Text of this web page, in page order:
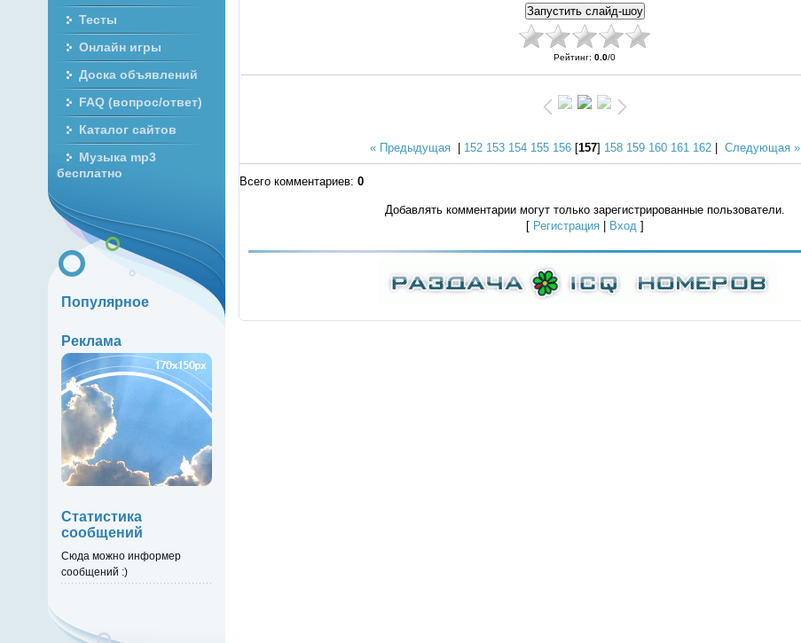
Рейтинг:0.0/0
« Предыдущая| 152 153 154 155 156[157] 158 159 160 161 162| Следующая »
Всего комментариев: 0
Добавлять комментарии могут только зарегистрированные пользователи.
[ Регистрация | Вход ]
Тесты
Онлайн игры
Доска объявлений
FAQ (вопрос/ответ)
Каталог сайтов
Музыка mp3
бесплатно
Популярное
Реклама
Статистика
сообщений
Сюда можно информер
сообщений :)